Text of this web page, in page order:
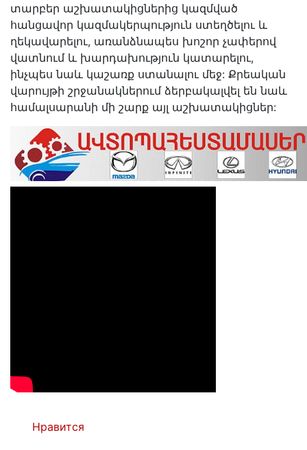
տարբեր աշխատակիցներից կազմված
հանցավոր կազմակերպություն ստեղծելու և
ղեկավարելու, առանձնապես խոշոր չափերով
վատնում և խարդախություն կատարելու,
ինչպես նաև կաշառք ստանալու մեջ: Քրեական
վարույթի շրջանակներում ձերբակալվել են նաև
համալսարանի մի շարք այլ աշխատակիցներ:
Нравится